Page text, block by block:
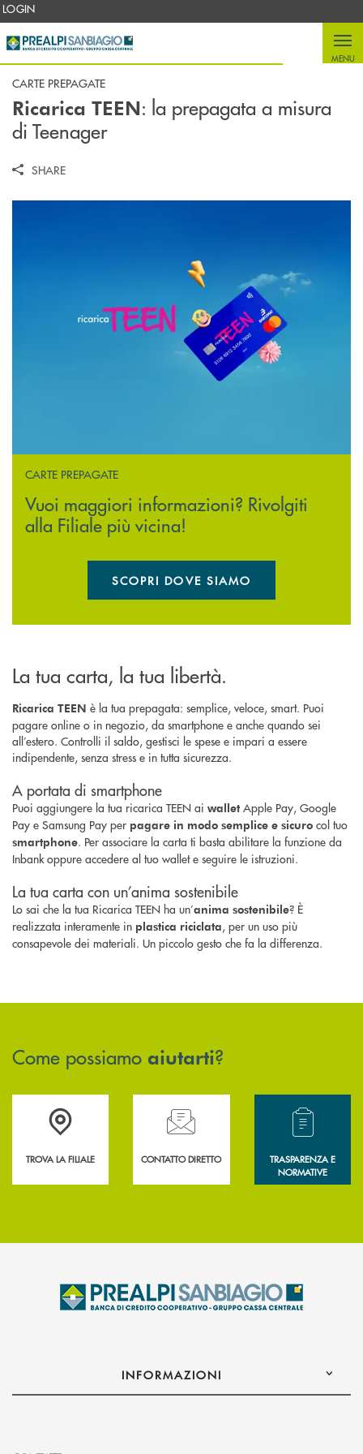
Salta al contenuto principale
LOGIN
MENU
CARTE PREPAGATE
Ricarica TEEN: la prepagata a misura
di Teenager
SHARE
CARTE PREPAGATE
Vuoi maggiori informazioni? Rivolgiti
alla Filiale più vicina!
SCOPRI DOVE SIAMO
La tua carta, la tua libertà.
Ricarica TEEN è la tua prepagata: semplice, veloce, smart. Puoi
pagare online o in negozio, da smartphone e anche quando sei
all’estero. Controlli il saldo, gestisci le spese e impari a essere
indipendente, senza stress e in tutta sicurezza.
A portata di smartphone
Puoi aggiungere la tua ricarica TEEN ai wallet Apple Pay, Google
Pay e Samsung Pay per pagare in modo semplice e sicuro col tuo
smartphone. Per associare la carta ti basta abilitare la funzione da
Inbank oppure accedere al tuo wallet e seguire le istruzioni.
La tua carta con un’anima sostenibile
Lo sai che la tua Ricarica TEEN ha un’anima sostenibile? È
realizzata interamente in plastica riciclata, per un uso più
consapevole dei materiali. Un piccolo gesto che fa la differenza.
Come possiamo aiutarti?
Accedi all' elenco completo delle filiali .
TROVA LA FILIALE
Hai bisogno di assistenza immediata?
CONTATTO DIRETTO
Hai bisogno di
TRASPARENZA E
NORMATIVE
INFORMAZIONI